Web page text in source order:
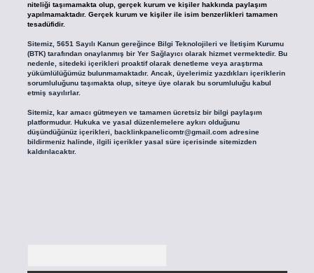
niteliği taşımamakta olup, gerçek kurum ve kişiler hakkında paylaşım
yapılmamaktadır. Gerçek kurum ve kişiler ile isim benzerlikleri tamamen
tesadüfidir.
Sitemiz, 5651 Sayılı Kanun gereğince Bilgi Teknolojileri ve İletişim Kurumu
(BTK) tarafından onaylanmış bir Yer Sağlayıcı olarak hizmet vermektedir. Bu
nedenle, sitedeki içerikleri proaktif olarak denetleme veya araştırma
yükümlülüğümüz bulunmamaktadır. Ancak, üyelerimiz yazdıkları içeriklerin
sorumluluğunu taşımakta olup, siteye üye olarak bu sorumluluğu kabul
etmiş sayılırlar.
Sitemiz, kar amacı gütmeyen ve tamamen ücretsiz bir bilgi paylaşım
platformudur. Hukuka ve yasal düzenlemelere aykırı olduğunu
düşündüğünüz içerikleri, backlinkpanelicomtr@gmail.comadresine
bildirmeniz halinde, ilgili içerikler yasal süre içerisinde sitemizden
kaldırılacaktır.